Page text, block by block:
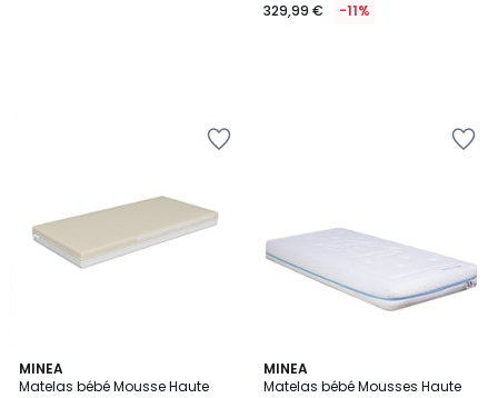
329,99 € -11%
MINEA
Matelas bébé Mousse Haute
MINEA
Matelas bébé Mousses Haute